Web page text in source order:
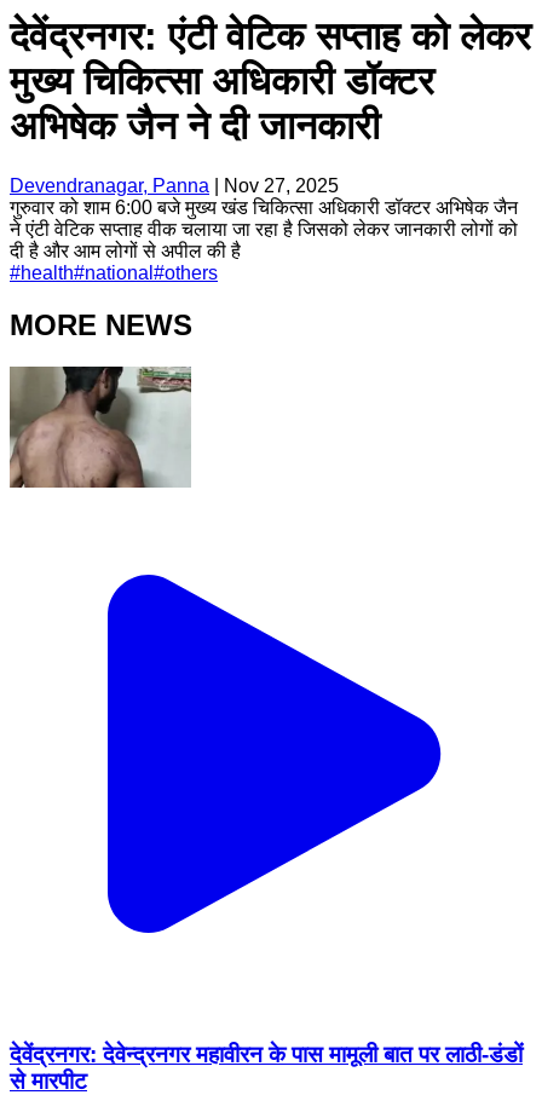
देवेंद्रनगर: एंटी वेटिक सप्ताह को लेकर
मुख्य चिकित्सा अधिकारी डॉक्टर
अभिषेक जैन ने दी जानकारी
Devendranagar, Panna
Nov 27, 2025
गुरुवार को शाम 6:00 बजे मुख्य खंड चिकित्सा अधिकारी डॉक्टर अभिषेक जैन
ने एंटी वेटिक सप्ताह वीक चलाया जा रहा है जिसको लेकर जानकारी लोगों को
दी है और आम लोगों से अपील की है
#health#national #others
MORE NEWS
देवेंद्रनगर: देवेन्द्रनगर महावीरन के पास मामूली बात पर लाठी-डंडों
से मारपीट